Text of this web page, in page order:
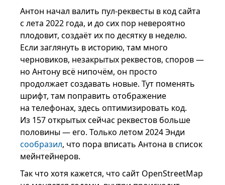
Антон начал валить пул-реквесты в код сайта
с лета 2022 года, и до сих пор невероятно
плодовит, создаёт их по десятку в неделю.
Если заглянуть в историю, там много
черновиков, незакрытых реквестов, споров —
но Антону всё нипочём, он просто
продолжает создавать новые. Тут поменять
шрифт, там поправить отображение
на телефонах, здесь оптимизировать код.
Из 157 открытых сейчас реквестов больше
половины — его. Только летом 2024 Энди
сообразил, что пора вписать Антона в список
мейнтейнеров.
Так что хотя кажется, что сайт OpenStreetMap